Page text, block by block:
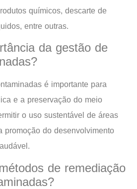
químicos, descarte de
entre outras.
da gestão de
é importante para
e a preservação do meio
o uso sustentável de áreas
promoção do desenvolvimento
de remediação